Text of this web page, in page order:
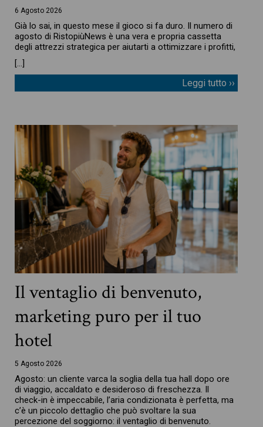
6 Agosto 2026
Già lo sai, in questo mese il gioco si fa duro. Il numero di
agosto di RistopiùNews è una vera e propria cassetta
degli attrezzi strategica per aiutarti a ottimizzare i profitti,
[…]
Leggi tutto ››
Il ventaglio di benvenuto,
marketing puro per il tuo
hotel
5 Agosto 2026
Agosto: un cliente varca la soglia della tua hall dopo ore
di viaggio, accaldato e desideroso di freschezza. Il
check-in è impeccabile, l’aria condizionata è perfetta, ma
c’è un piccolo dettaglio che può svoltare la sua
percezione del soggiorno: il ventaglio di benvenuto.